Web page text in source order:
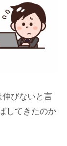
びないと言
してきたのか